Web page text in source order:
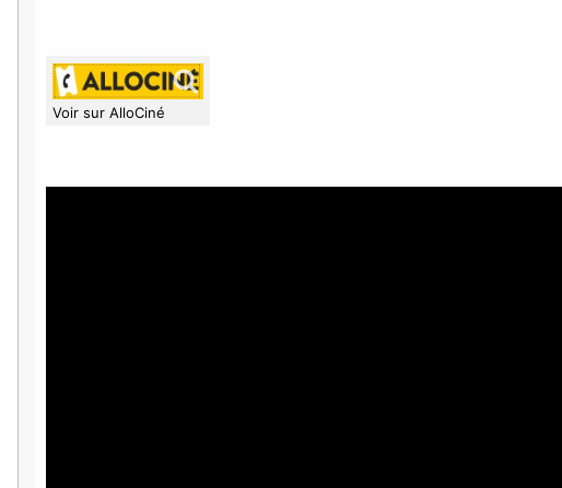
Voir sur AlloCiné